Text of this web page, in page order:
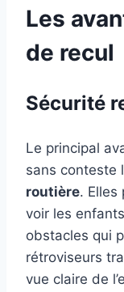
Les
de recul
Sécurité
Le principal
sans conteste
routière. Elles
voir les
obstacles qui
rétroviseurs
vue claire de